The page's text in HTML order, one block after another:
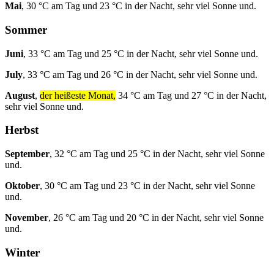
Mai, 30 °C am Tag und 23 °C in der Nacht, sehr viel Sonne und.
Sommer
Juni, 33 °C am Tag und 25 °C in der Nacht, sehr viel Sonne und.
July, 33 °C am Tag und 26 °C in der Nacht, sehr viel Sonne und.
August, der heißeste Monat, 34 °C am Tag und 27 °C in der Nacht,
sehr viel Sonne und.
Herbst
September, 32 °C am Tag und 25 °C in der Nacht, sehr viel Sonne
und.
Oktober, 30 °C am Tag und 23 °C in der Nacht, sehr viel Sonne
und.
November, 26 °C am Tag und 20 °C in der Nacht, sehr viel Sonne
und.
Winter